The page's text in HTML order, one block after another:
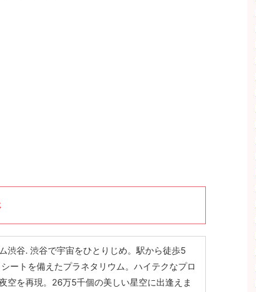
渋谷. 渋谷で宇宙をひとりじめ。駅から徒歩5
ートを備えたプラネタリウム。ハイテクなプロ
空を再現。26万5千個の美しい星空に出逢えま